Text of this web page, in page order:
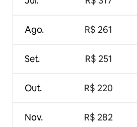
Ago.
Set.
Out.
Nov.
R$ 261
R$ 251
R$ 220
R$ 282